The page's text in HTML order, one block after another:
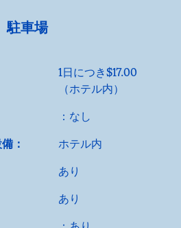
駐車場
1日につき$17.00
（ホテル内）
：なし
：
ホテル内
あり
あり